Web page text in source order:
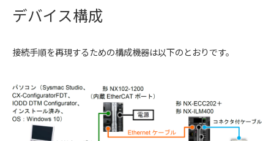
デバイス構成
接続手順を再現するための構成機器は以下のとおりです。